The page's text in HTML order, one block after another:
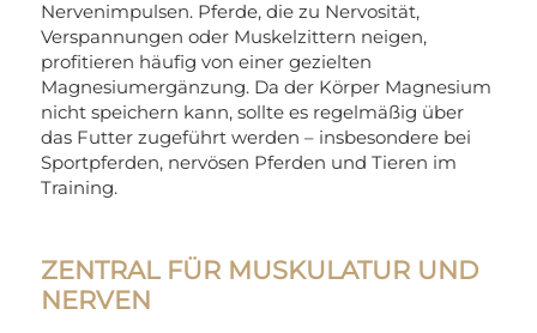
Nervenimpulsen. Pferde, die zu Nervosität,
Verspannungen oder Muskelzittern neigen,
profitieren häufig von einer gezielten
Magnesiumergänzung. Da der Körper Magnesium
nicht speichern kann, sollte es regelmäßig über
das Futter zugeführt werden – insbesondere bei
Sportpferden, nervösen Pferden und Tieren im
Training.
ZENTRAL FÜR MUSKULATUR UND
NERVEN